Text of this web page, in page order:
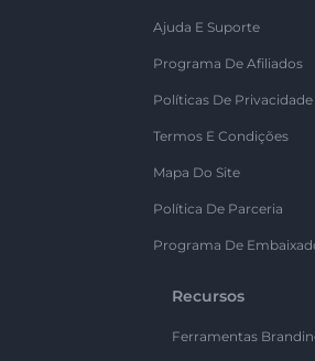
Ajuda E Suporte
Programa De Afiliados
Políticas De Privacidade
Termos E Condições
Mapa Do Site
Política De Parceria
Programa De
Recursos
Ferramentas